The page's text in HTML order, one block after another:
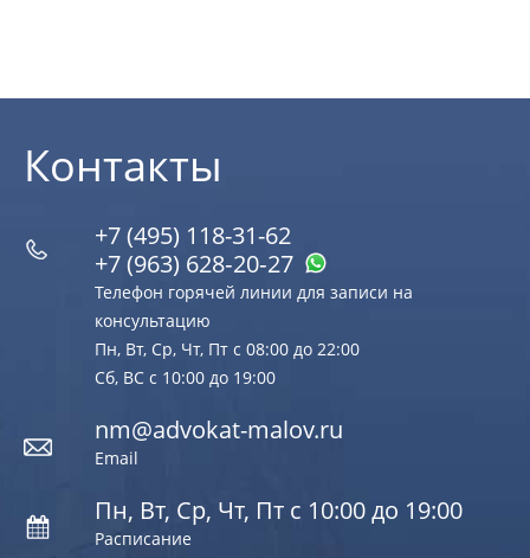
Контакты
+7 (495) 118-31-62
+7 (963) 628‑20‑27
Телефон горячей линии для записи на
консультацию
Пн, Вт, Ср, Чт, Пт с 08:00 до 22:00
Сб, ВС с 10:00 до 19:00
nm@advokat-malov.ru
Email
Пн, Вт, Ср, Чт, Пт с 10:00 до 19:00
Расписание